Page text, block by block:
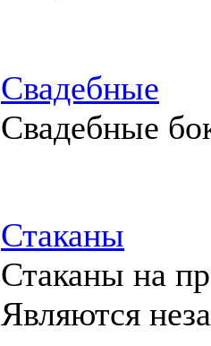
Свадебные
Свадебные
Стаканы
Стаканы на
Являются